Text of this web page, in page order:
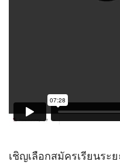
เชิญเลือกสมัครเรียนระ